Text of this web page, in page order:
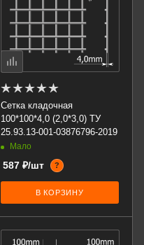
Сетка кладочная
100*100*4,0 (2,0*3,0) ТУ
25.93.13-001-03876796-2019
Мало
587 ₽/шт ?
В КОРЗИНУ